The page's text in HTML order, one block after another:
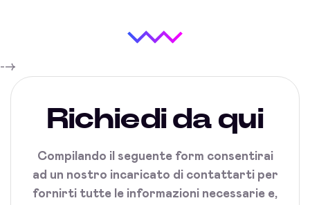
-->
Richiedi da qui
Compilando il seguente form consentirai
ad un nostro incaricato di contattarti per
fornirti tutte le informazioni necessarie e,